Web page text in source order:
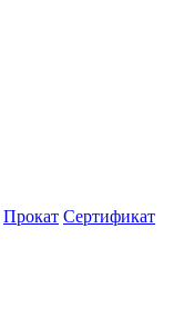
Прокат Сертификат